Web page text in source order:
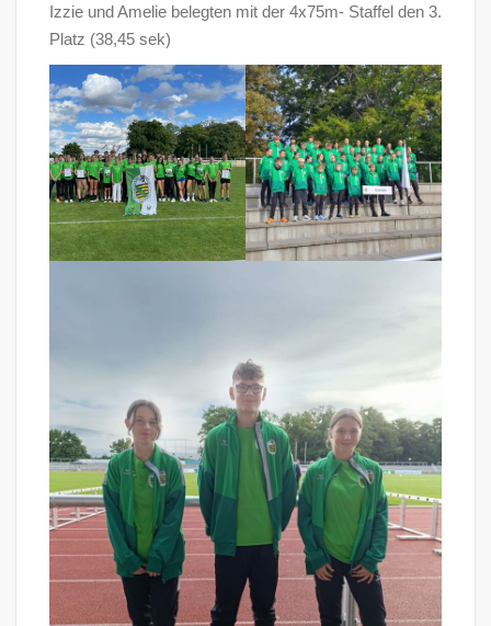
Izzie und Amelie belegten mit der 4x75m- Staffel den 3.
Platz (38,45 sek)